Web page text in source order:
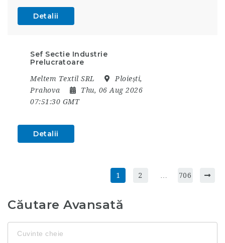
Detalii
Sef Sectie Industrie
Prelucratoare
Meltem Textil SRL
Ploiești,
Prahova
Thu, 06 Aug 2026
07:51:30 GMT
Detalii
1 2 706
Căutare Avansată
cheie